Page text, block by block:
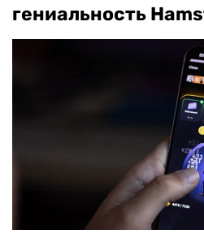
гениальность